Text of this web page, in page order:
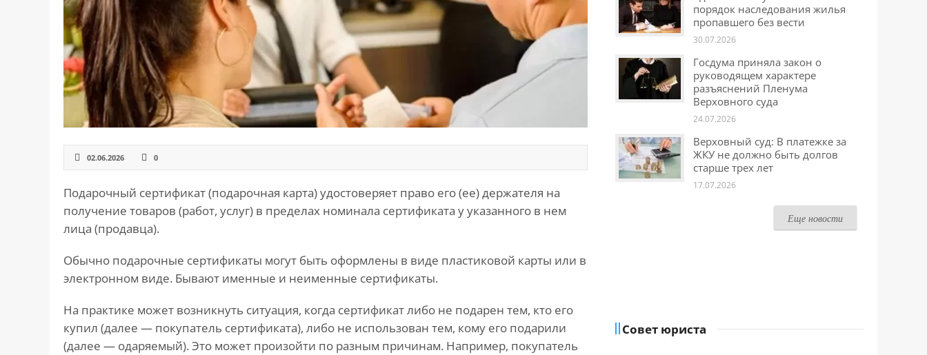
Контакты
г. Москва, ст. м. «Марксистская», ул.
Марксистская, д. 3, стр. 1
kmsud@yandex.ru
+7 (495) 642-27-02
+7 (936) 281-45-11
+7 (901) 511-80-52
02.06.2026 0
Подарочный сертификат (подарочная карта) удостоверяет право его (ее) держателя на
получение товаров (работ, услуг) в пределах номинала сертификата у указанного в нем
лица (продавца).
Обычно подарочные сертификаты могут быть оформлены в виде пластиковой карты или в
электронном виде. Бывают именные и неименные сертификаты.
На практике может возникнуть ситуация, когда сертификат либо не подарен тем, кто его
купил (далее — покупатель сертификата), либо не использован тем, кому его подарили
(далее — одаряемый). Это может произойти по разным причинам. Например, покупатель
порядок наследования жилья
пропавшего без вести
30.07.2026
Госдума приняла закон о
руководящем характере
разъяснений Пленума
Верховного суда
24.07.2026
Верховный суд: В платежке за
ЖКУ не должно быть долгов
старше трех лет
17.07.2026
Еще новости
Совет юриста